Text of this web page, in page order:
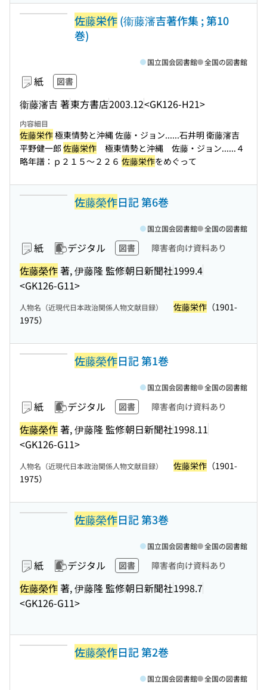
佐藤栄作(衞藤瀋吉著作集 ; 第10
巻)
紙 図書
衞藤瀋吉 著東方書店2003.12<GK126-H21>
国立国会図書館 全国の図書館
内容細目
佐藤栄作極東情勢と沖縄 佐藤・ジョン......石井明 衛藤瀋吉
平野健一郎佐藤栄作 極東情勢と沖縄 佐藤・ジョン......４
略年譜：ｐ２１５〜２２６ 佐藤栄作をめぐって
佐藤榮作日記 第6巻
紙 デジタル 図書 障害者向け資料あり
佐藤榮作著, 伊藤隆 監修朝日新聞社1999.4
<GK126-G11>
国立国会図書館 全国の図書館
人物名（近現代日本政治関係人物文献目録） 佐藤栄作 （1901-
1975）
佐藤榮作日記 第1巻
紙 デジタル 図書 障害者向け資料あり
佐藤榮作著, 伊藤隆 監修朝日新聞社1998.11
<GK126-G11>
国立国会図書館 全国の図書館
人物名（近現代日本政治関係人物文献目録） 佐藤栄作 （1901-
1975）
佐藤榮作日記 第3巻
紙 デジタル 図書 障害者向け資料あり
佐藤榮作著, 伊藤隆 監修朝日新聞社1998.7
<GK126-G11>
国立国会図書館 全国の図書館
佐藤榮作日記 第2巻
国立国会図書館 全国の図書館